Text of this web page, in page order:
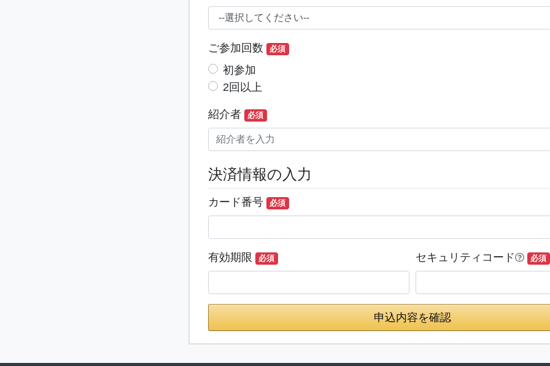
ご参加回数 必須
初参加
2回以上
紹介者 必須
決済情報の入力
カード番号 必須
有効期限 必須 セキュリティコード 必須
申込内容を確認